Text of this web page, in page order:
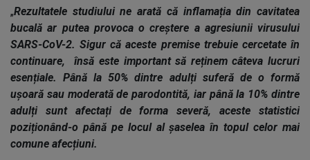
„Rezultatele studiului ne arată că inflamația din cavitatea
bucală ar putea provoca o creștere a agresiunii virusului
SARS-CoV-2. Sigur că aceste premise trebuie cercetate în
continuare, însă este important să reținem câteva lucruri
esențiale. Până la 50% dintre adulți suferă de o formă
ușoară sau moderată de parodontită, iar până la 10% dintre
adulți sunt afectați de forma severă, aceste statistici
poziționând-o până pe locul al șaselea în topul celor mai
comune afecțiuni.